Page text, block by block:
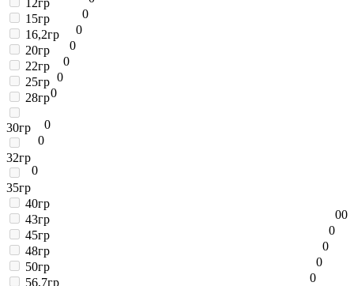
12гр
0
15гр
0
16,2гр
0
20гр
0
22гр
0
25гр
0
28гр
0
30гр
0
32гр
0
35гр
0
40гр
0
43гр
0
45гр
0
48гр
0
50гр
0
56,7гр